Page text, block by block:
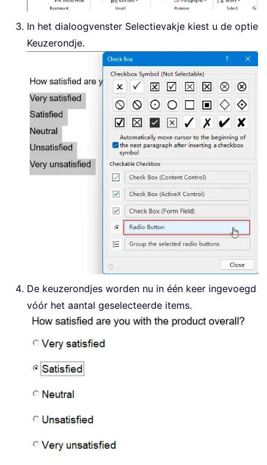
In het dialoogvenster Selectievakje kiest u de optie
Keuzerondje.
De keuzerondjes worden nu in één keer ingevoegd
vóór het aantal geselecteerde items.